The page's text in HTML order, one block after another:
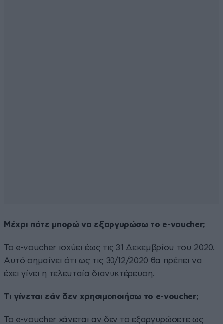
Μέχρι πότε μπορώ να εξαργυρώσω το e-voucher;
Το e-voucher ισχύει έως τις 31 Δεκεμβρίου του 2020.
Αυτό σημαίνει ότι ως τις 30/12/2020 θα πρέπει να
έχει γίνει η τελευταία διανυκτέρευση.
Τι γίνεται εάν δεν χρησιμοποιήσω το e-voucher;
Το e-voucher χάνεται αν δεν το εξαργυρώσετε ως